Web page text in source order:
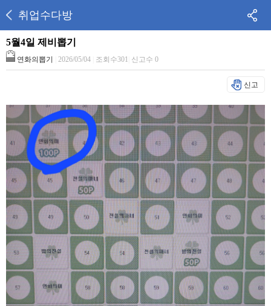
취업수다방
5월4일 제비뽑기
연화의뽑기 2026/05/04 조회수301 신고수 0
신고